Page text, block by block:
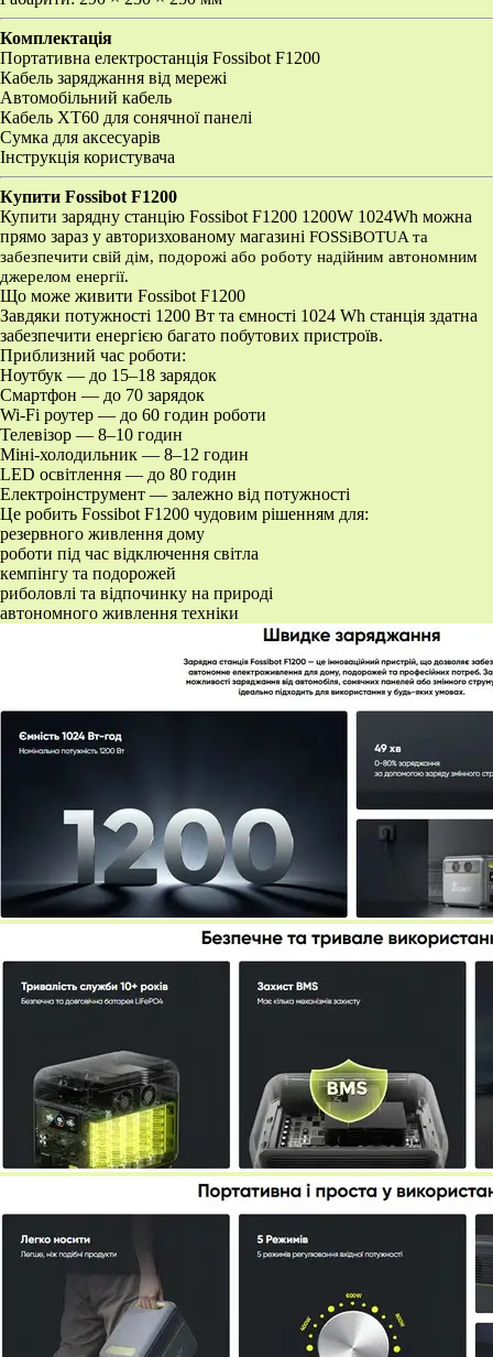
Комплектація
Портативна електростанція Fossibot F1200
Кабель заряджання від мережі
Автомобільний кабель
Кабель XT60 для сонячної панелі
Сумка для аксесуарів
Інструкція користувача
Купити Fossibot F1200
Купити зарядну станцію Fossibot F1200 1200W 1024Wh можна
прямо зараз у авторизхованому магазині FOSSiBOTUAта
забезпечити свій дім, подорожі або роботу надійним автономним
джерелом енергії.
Що може живити Fossibot F1200
Завдяки потужності 1200 Вт та ємності 1024 Wh станція здатна
забезпечити енергією багато побутових пристроїв.
Приблизний час роботи:
Ноутбук — до 15–18 зарядок
Смартфон — до 70 зарядок
Wi-Fi роутер — до 60 годин роботи
Телевізор — 8–10 годин
Міні-холодильник — 8–12 годин
LED освітлення — до 80 годин
Електроінструмент — залежно від потужності
Це робить Fossibot F1200 чудовим рішенням для:
резервного живлення дому
роботи під час відключення світла
кемпінгу та подорожей
риболовлі та відпочинку на природі
автономного живлення техніки